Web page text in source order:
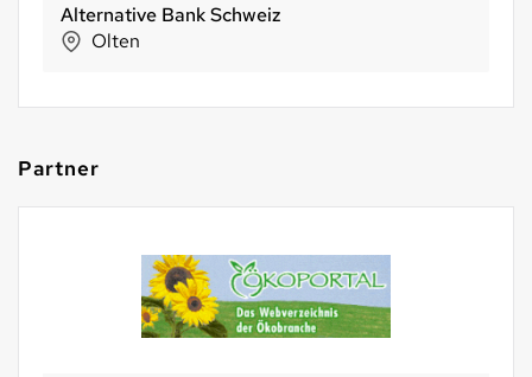
Alternative Bank Schweiz
Olten
Partner